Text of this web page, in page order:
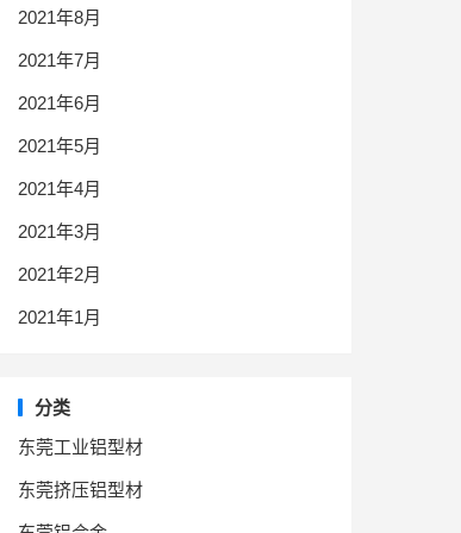
2021年8月
2021年7月
2021年6月
2021年5月
2021年4月
2021年3月
2021年2月
2021年1月
分类
东莞工业铝型材
东莞挤压铝型材